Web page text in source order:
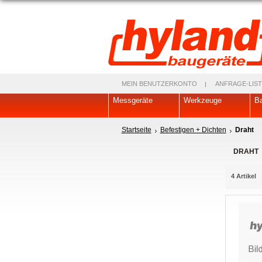
MEIN BENUTZERKONTO ANFRAGE-
Messgeräte Werkzeuge
Startseite Befestigen + Dichten Draht
DRAHT
4 Artikel